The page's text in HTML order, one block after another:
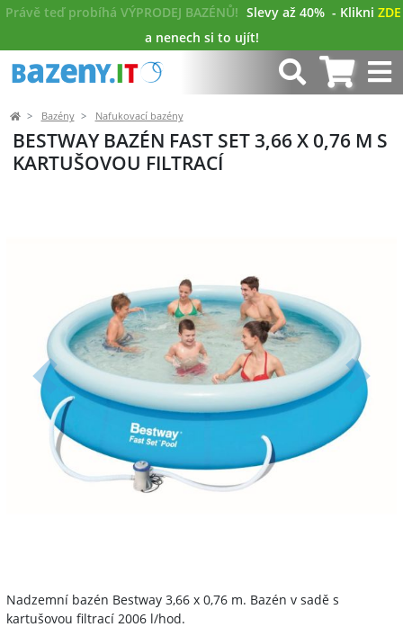
Právě teď probíhá VÝPRODEJ BAZÉNŮ! Slevy až 40% - Klikni ZDE
a nenech si to ujít!
Bazény Nafukovací bazény
BESTWAY BAZÉN FAST SET 3,66 X 0,76 M S
KARTUŠOVOU FILTRACÍ
Předchozí Další
Nadzemní bazén Bestway 3,66 x 0,76 m. Bazén v sadě s
kartušovou filtrací 2006 l/hod.